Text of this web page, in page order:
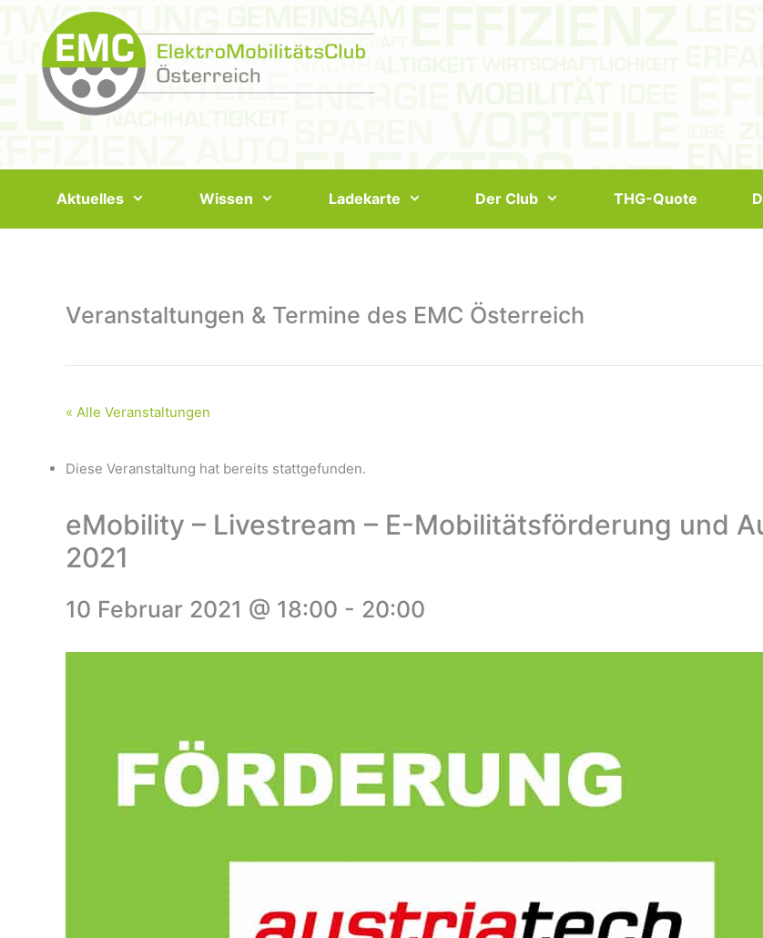
Aktuelles Wissen Ladekarte Der Club THG-Quote
Veranstaltungen & Termine des EMC Österreich
« Alle Veranstaltungen
Diese Veranstaltung hat bereits stattgefunden.
eMobility – Livestream – E-Mobilitätsförderung und
2021
10 Februar 2021 @ 18:00 - 20:00